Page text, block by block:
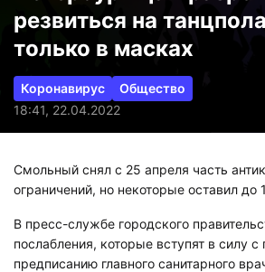
резвиться на
только в масках
Коронавирус
Общество
18:41, 22.04.2022
Смольный снял с 25 апреля часть
ограничений, но некоторые оставил до
В пресс-службе городского
послабления, которые вступят в силу с
предписанию главного санитарного